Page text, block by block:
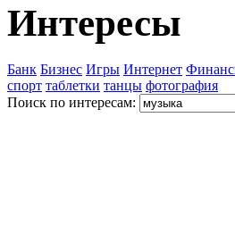
Интересы
Банк Бизнес Игры Интернет
спорт таблетки танцы фотография
Поиск по интересам: